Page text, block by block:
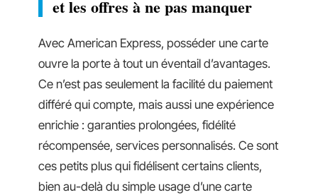
et les offres à ne pas manquer
Avec American Express, posséder une carte
ouvre la porte à tout un éventail d’avantages.
Ce n’est pas seulement la facilité du paiement
différé qui compte, mais aussi une expérience
enrichie : garanties prolongées, fidélité
récompensée, services personnalisés. Ce sont
ces petits plus qui fidélisent certains clients,
bien au-delà du simple usage d’une carte